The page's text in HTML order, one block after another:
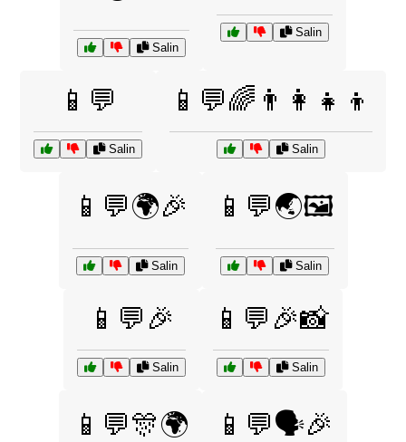
Salin
Salin
📱💬
Salin
📱💬🌈👨‍👩‍👧‍👦
Salin
📱💬🌍🎉
Salin
📱💬🌏🖼️
Salin
📱💬🎉
Salin
📱💬🎉📸
Salin
📱💬🎊🌍 📱💬🗣️🎉